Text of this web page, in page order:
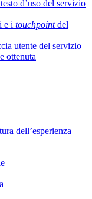
d’uso del servizio
e i touchpointdel
utente del servizio
ottenuta
dell’esperienza